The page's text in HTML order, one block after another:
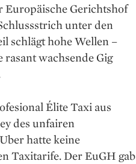
Europäische Gerichtshof
unter den
schlägt hohe Wellen –
wachsende Gig
Élite Taxi aus
des unfairen
hatte keine
Taxitarife. Der EuGH gab